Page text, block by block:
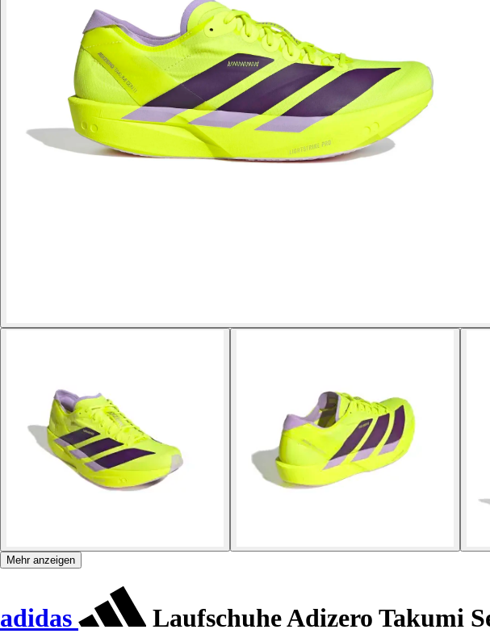
Mehr anzeigen
adidas Laufschuhe Adizero Takumi